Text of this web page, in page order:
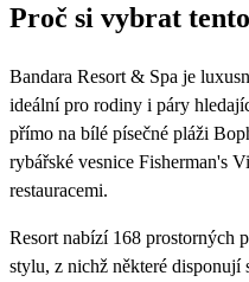
Proč si vybrat
Bandara Resort & Spa je
ideální pro rodiny i páry
přímo na bílé písečné pláži
rybářské vesnice Fisherman's
restauracemi.
Resort nabízí 168 prostorných
stylu, z nichž některé disponují